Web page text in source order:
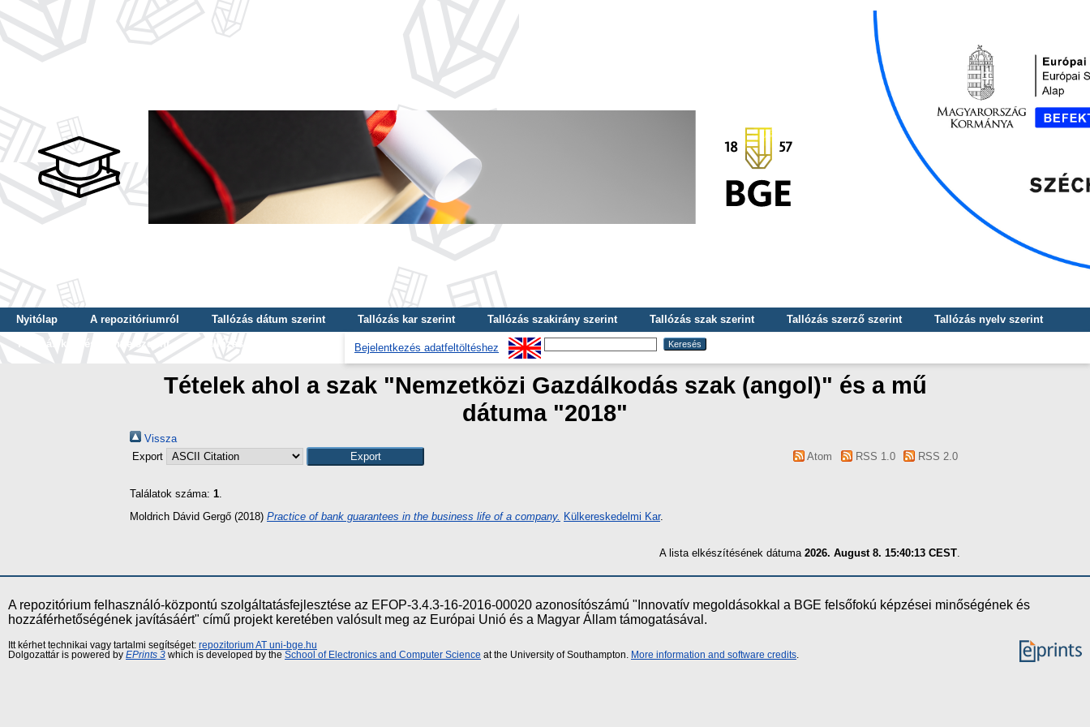
Nyitólap A repozitóriumról Tallózás dátum szerint Tallózás kar szerint Tallózás szakirány szerint Tallózás szak szerint Tallózás szerző szerint
Tallózás nyelv szerint
Tallózás képzés szintje szerint
Tallózás kulcsszó szerint Bejelentkezés adatfeltöltéshez
Tételek ahol a szak "Nemzetközi Gazdálkodás szak (angol)" és a mű
dátuma "2018"
Vissza
Export
Atom RSS 1.0 RSS 2.0
Találatok száma: 1.
Moldrich Dávid Gergő (2018) Practice of bank guarantees in the business life of a company. Külkereskedelmi Kar.
A lista elkészítésének dátuma 2026. August 8. 15:40:13 CEST
A repozitórium felhasználó-központú szolgáltatásfejlesztése az EFOP-3.4.3-16-2016-00020 azonosítószámú "Innovatív megoldásokkal a BGE felsőfokú képzései minőségének és
hozzáférhetőségének javításáért" című projekt keretében valósult meg az Európai Unió és a Magyar Állam támogatásával.
Itt kérhet technikai vagy tartalmi segítséget: repozitorium AT uni-bge.hu
Dolgozattár is powered by EPrints 3 which is developed by the School of Electronics and Computer Science at the University of Southampton. More information and software credits